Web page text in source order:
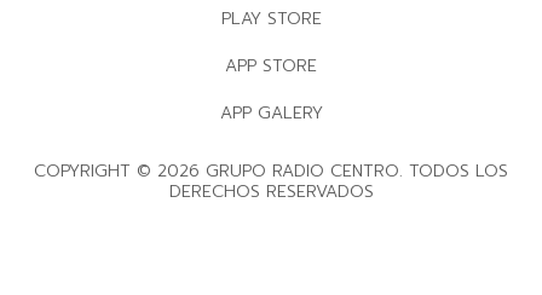
PLAY STORE
APP STORE
APP GALERY
COPYRIGHT © 2026 GRUPO RADIO CENTRO. TODOS LOS
DERECHOS RESERVADOS